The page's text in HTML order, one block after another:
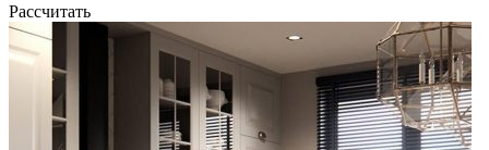
Рассчитать